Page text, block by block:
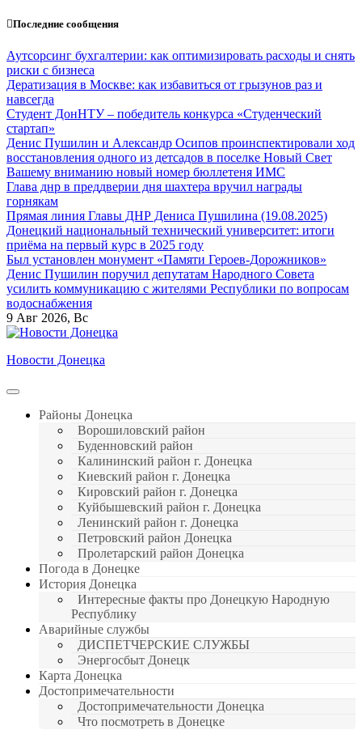
Перейти
содержанию
Последние сообщения
Аутсорсинг бухгалтерии: как оптимизировать расходы и снять
риски с бизнеса
Дератизация в Москве: как избавиться от грызунов раз и
навсегда
Студент ДонНТУ – победитель конкурса «Студенческий
стартап»
Денис Пушилин и Александр Осипов проинспектировали ход
восстановления одного из детсадов в поселке Новый Свет
Вашему вниманию новый номер бюллетеня ИМС
Глава днр в преддверии дня шахтера вручил награды
горнякам
Прямая линия Главы ДНР Дениса Пушилина (19.08.2025)
Донецкий национальный технический университет: итоги
приёма на первый курс в 2025 году
Был установлен монумент «Памяти Героев-Дорожников»
Денис Пушилин поручил депутатам Народного Совета
усилить коммуникацию с жителями Республики по вопросам
водоснабжения
9 Авг 2026, Вс
Новости Донецка
Районы Донецка
Ворошиловский район
Буденновский район
Калининский район г. Донецка
Киевский район г. Донецка
Кировский район г. Донецка
Куйбышевский район г. Донецка
Ленинский район г. Донецка
Петровский район Донецка
Пролетарский район Донецка
Погода в Донецке
История Донецка
Интересные факты про Донецкую Народную
Республику
Аварийные службы
ДИСПЕТЧЕРСКИЕ СЛУЖБЫ
Энергосбыт Донецк
Карта Донецка
Достопримечательности
Достопримечательности Донецка
Что посмотреть в Донецке